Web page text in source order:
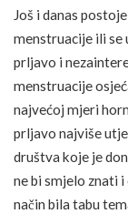
Još i danas
menstruacije ili se
prljavo i
menstruacije
najvećoj mjeri
prljavo najviše
društva koje je
ne bi smjelo znati i
način bila tabu